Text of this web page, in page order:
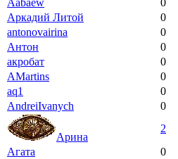
Aabaew
0
Аркадий Литой
0
antonovairina
0
Антон
0
акробат
0
AMartins
0
aq1
0
AndreiIvanych
0
Арина
2
Агата
0